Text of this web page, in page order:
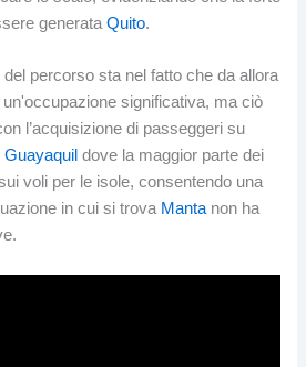
generataQuito.
del percorso sta nel fatto che da allora
significativa, ma ciò
l’acquisizione di passeggeri su
Guayaquil dove la maggior parte dei
voli per le isole, consentendo una
in cui si trova Mantanon ha